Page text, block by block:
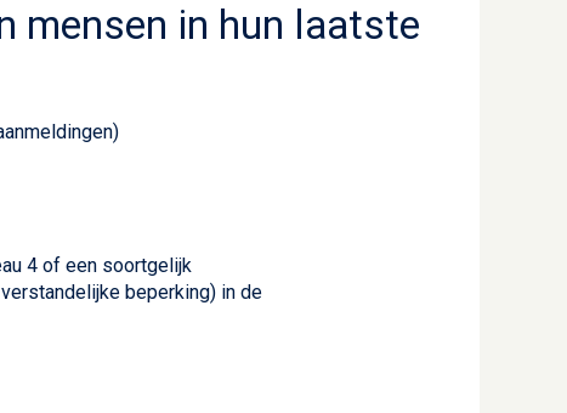
mensen in hun laatste
4 of een soortgelijk
beperking) in de